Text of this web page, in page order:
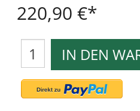
220,90 €
IN DEN